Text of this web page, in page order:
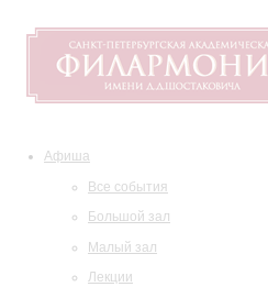
Афиша
Все события
Большой зал
Малый зал
Лекции